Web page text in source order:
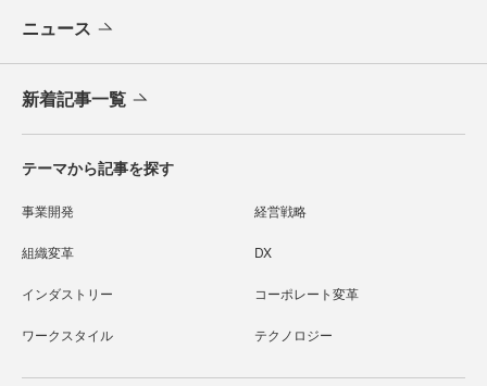
ニュース
新着記事一覧
テーマから記事を探す
事業開発 経営戦略
組織変革 DX
インダストリー コーポレート変革
ワークスタイル テクノロジー